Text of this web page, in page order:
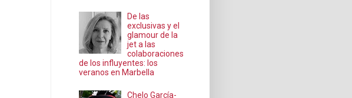
De las
exclusivas y el
glamour de la
jet a las
colaboraciones
de los influyentes: los
veranos en Marbella
Chelo García-